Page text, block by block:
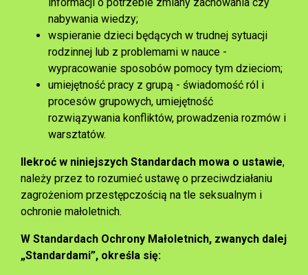
nabywania wiedzy;
wspieranie dzieci będących w trudnej sytuacji
rodzinnej lub z problemami w nauce -
wypracowanie sposobów pomocy tym dzieciom;
umiejętność pracy z grupą - świadomość ról i
procesów grupowych, umiejętność
rozwiązywania konfliktów, prowadzenia rozmów i
warsztatów.
Ilekroć w niniejszych Standardach mowa o ustawie,
należy przez to rozumieć ustawę o przeciwdziałaniu
zagrożeniom przestępczością na tle seksualnym i
ochronie małoletnich.
W Standardach Ochrony Małoletnich, zwanych dalej
„Standardami”, określa się: